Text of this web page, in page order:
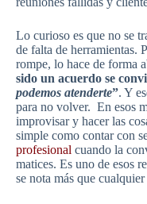
Lo curioso es que no se
de falta de herramientas.
rompe, lo hace de forma
sido un acuerdo se
podemos atenderte”. Y
para no volver. En esos
improvisar y hacer las
simple como contar con
profesional cuando la
matices. Es uno de esos
se nota más que